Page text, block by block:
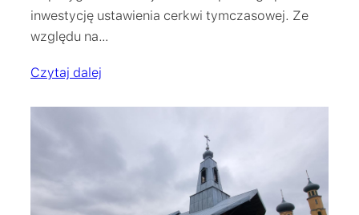
inwestycję ustawienia cerkwi tymczasowej. Ze
względu na…
Czytaj dalej